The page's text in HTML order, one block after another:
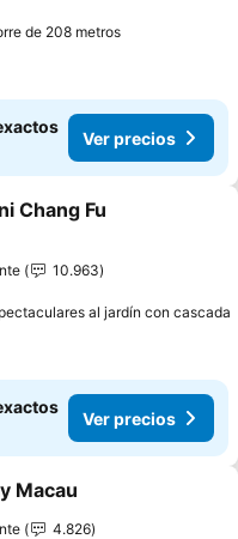
de 208 metros
Ver precios
a favoritos
Chang Fu
10.963
al jardín con cascada
Ver precios
a favoritos
Macau
4.826